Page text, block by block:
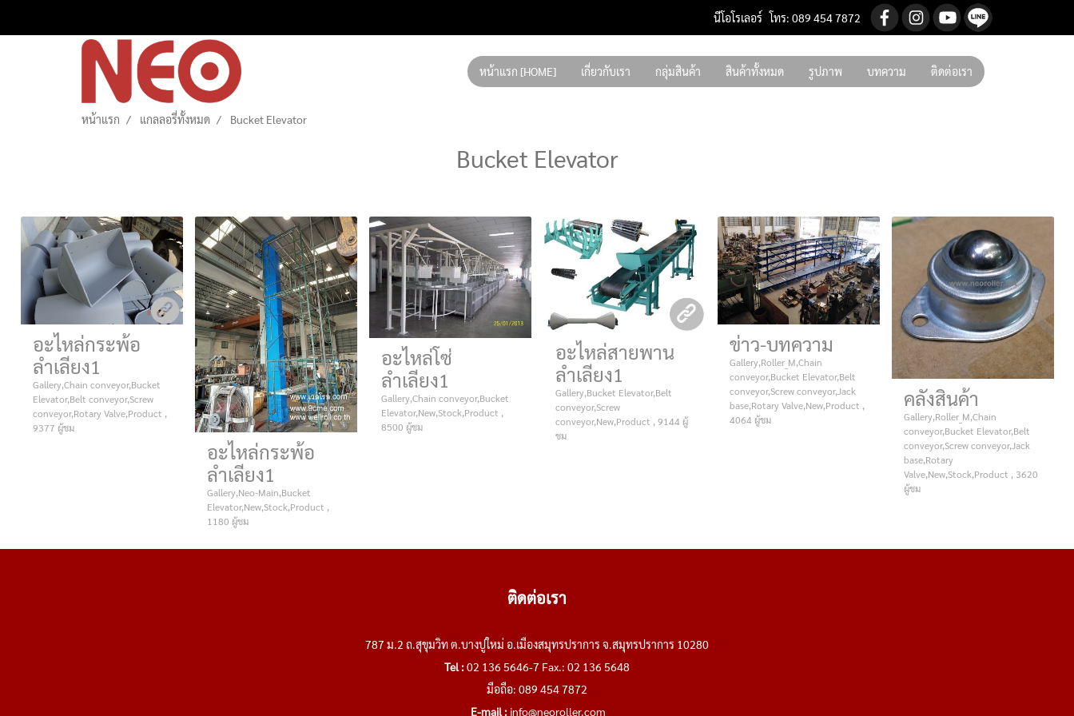
นีโอโรเลอร์ โทร: 089 454 7872
หน้าแรก [HOME] เกี่ยวกับเรา กลุ่มสินค้า สินค้าทั้งหมด รูปภาพ บทความ ติดต่อเรา
หน้าแรก แกลลอรี่ทั้งหมด Bucket Elevator
Bucket Elevator
อะไหล่กระพ้อ
ลำเลียง1
Gallery,Chain conveyor,Bucket
Elevator,Belt conveyor,Screw
conveyor,Rotary Valve,Product ,
9377 ผู้ชม
อะไหล่กระพ้อ
ลำเลียง1
Gallery,Neo-Main,Bucket
Elevator,New,Stock,Product ,
1180 ผู้ชม
อะไหล่โซ่
ลำเลียง1
Gallery,Chain conveyor,Bucket
Elevator,New,Stock,Product ,
8500 ผู้ชม
อะไหล่สายพาน
ลำเลียง1
Gallery,Bucket Elevator,Belt
conveyor,Screw
conveyor,New,Product , 9144 ผู้
ชม
ข่าว-บทความ
Gallery,Roller_M,Chain
conveyor,Bucket Elevator,Belt
conveyor,Screw conveyor,Jack
base,Rotary Valve,New,Product ,
4064 ผู้ชม
คลังสินค้า
Gallery,Roller_M,Chain
conveyor,Bucket Elevator,Belt
conveyor,Screw conveyor,Jack
base,Rotary
Valve,New,Stock,Product , 3620
ผู้ชม
ติดต่อเรา
787 ม.2 ถ.สุขุมวิท ต.บางปูใหม่ อ.เมืองสมุทรปราการ จ.สมุทรปราการ 10280
Tel :02 136 5646-7 Fax.: 02 136 5648
มือถือ: 089 454 7872
E-mail : info@neoroller.com